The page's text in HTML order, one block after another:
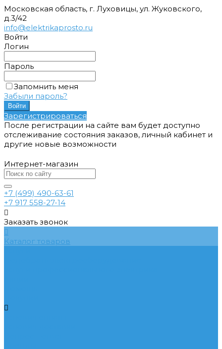
Московская область, г. Луховицы, ул. Жуковского,
д.3/42
info@elektrikaprosto.ru
Войти
Логин
Пароль
Запомнить меня
Забыли пароль?
Зарегистрироваться
После регистрации на сайте вам будет доступно
отслеживание состояния заказов, личный кабинет и
другие новые возможности
Интернет-магазин
+7 (499) 490-63-61
+7 917 558-27-14
Заказать звонок
Каталог товаров